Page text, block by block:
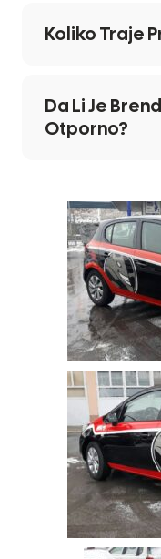
Koliko Traje
Da Li Je
Otporno?